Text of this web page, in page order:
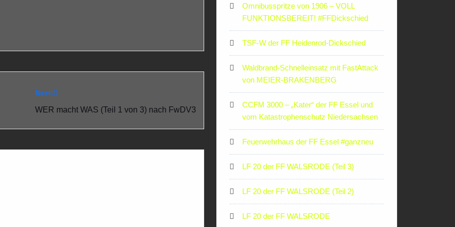
Next:
WER macht WAS (Teil 1 von 3) nach FwDV3
Omnibusspritze von 1906 – VOLL
FUNKTIONSBEREIT! #FFDickschied
TSF-W der FF Heidenrod-Dickschied
Waldbrand-Schnelleinsatz mit FastAttack
von MEIER-BRAKENBERG
CCFM 3000 – „Kater“ der FF Essel und
vom Katastrophenschutz Niedersachsen
Feuerwehrhaus der FF Essel #ganzneu
LF 20 der FF WALSRODE (Teil 3)
LF 20 der FF WALSRODE (Teil 2)
LF 20 der FF WALSRODE